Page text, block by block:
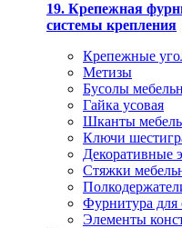
19. Крепежная
системы крепления
Крепежные
Метизы
Бусолы
Гайка усовая
Шканты
Ключи
Декоративные
Стяжки
Фурнитура для
Элементы